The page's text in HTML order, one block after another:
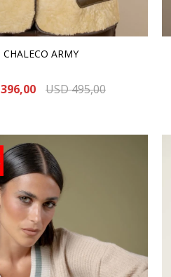
CHALECO ARMY
396,00 USD495,00